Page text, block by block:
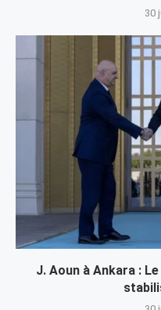
30
J. Aoun à Ankara :